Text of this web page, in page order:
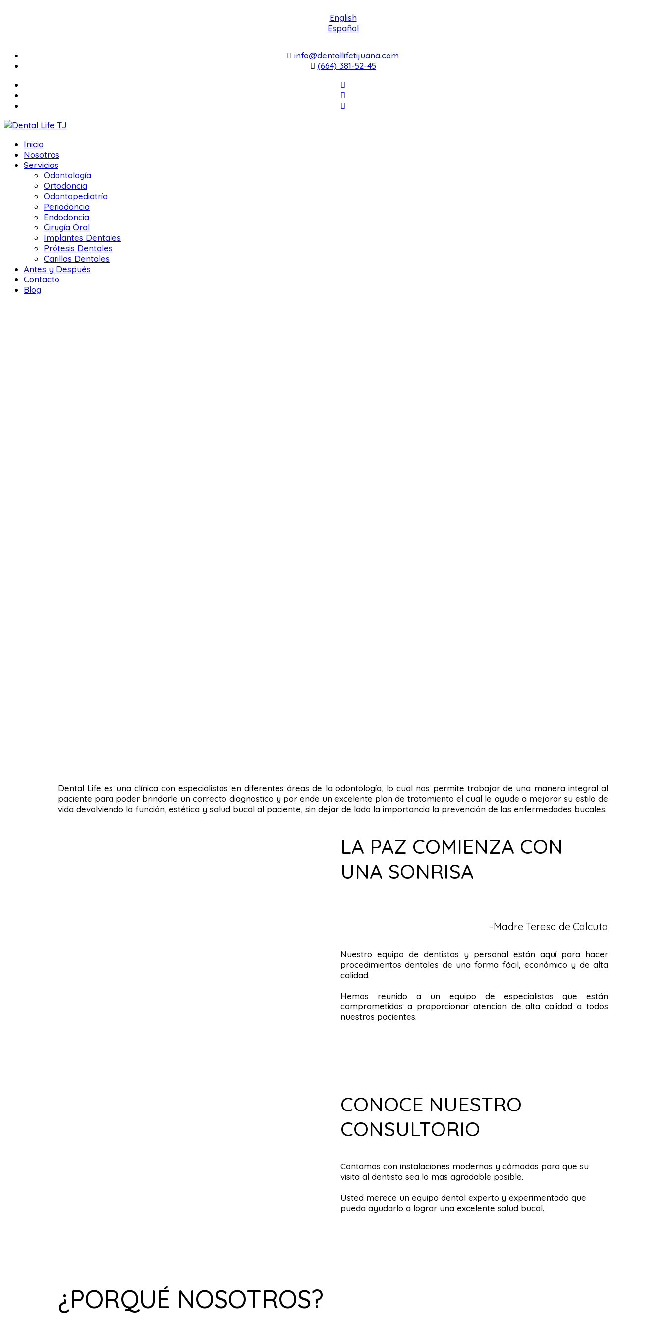
English
Español
info@dentallifetijuana.com
(664) 381-52-45
Inicio
Nosotros
Servicios
Odontología
Ortodoncia
Odontopediatría
Periodoncia
Endodoncia
Cirugía Oral
Implantes Dentales
Prótesis Dentales
Carillas Dentales
Antes y Después
Contacto
Blog
Dental Life es una clínica con especialistas en diferentes áreas de la odontología, lo cual nos permite trabajar de una manera integral al
paciente para poder brindarle un correcto diagnostico y por ende un excelente plan de tratamiento el cual le ayude a mejorar su estilo de
vida devolviendo la función, estética y salud bucal al paciente, sin dejar de lado la importancia la prevención de las enfermedades bucales.
LA PAZ COMIENZA CON
UNA SONRISA
-Madre Teresa de Calcuta
Nuestro equipo de dentistas y personal están aquí para hacer
procedimientos dentales de una forma fácil, económico y de alta
calidad.
Hemos reunido a un equipo de especialistas que están
comprometidos a proporcionar atención de alta calidad a todos
nuestros pacientes.
CONOCE NUESTRO
CONSULTORIO
Contamos con instalaciones modernas y cómodas para que su
visita al dentista sea lo mas agradable posible.
Usted merece un equipo dental experto y experimentado que
pueda ayudarlo a lograr una excelente salud bucal.
¿PORQUÉ NOSOTROS?